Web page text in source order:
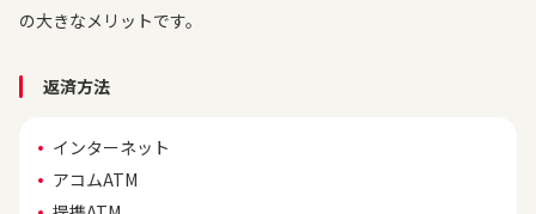
の大きなメリットです。
返済方法
インターネット
アコムATM